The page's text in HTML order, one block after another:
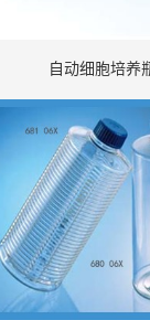
自动细胞培养